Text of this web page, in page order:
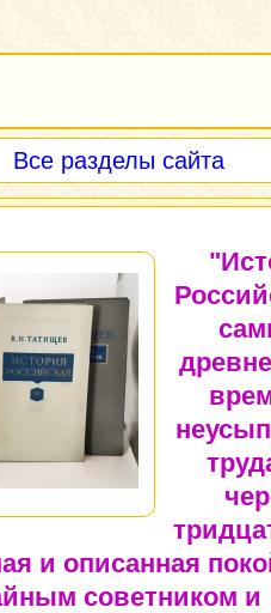
Все разделы сайта
и описанная
советником и